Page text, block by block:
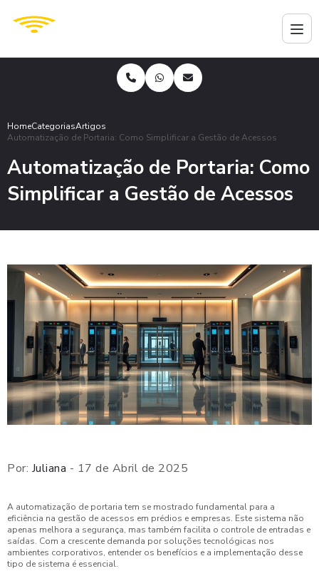
HomeCategoriasArtigos
Automatização de Portaria: Como Simplificar a Gestão de Acessos
Automatização de Portaria: Como
Simplificar a Gestão de Acessos
Por: Juliana - 17 de Abril de 2025
A automatização de portaria tem se mostrado fundamental para a
eficiência na gestão de acessos em prédios e empresas. Este sistema não
apenas melhora a segurança, mas também facilita o controle de entradas e
saídas. Com a crescente demanda por soluções tecnológicas nos
ambientes corporativos, entender os benefícios e a implementação desse
tipo de sistema é essencial.